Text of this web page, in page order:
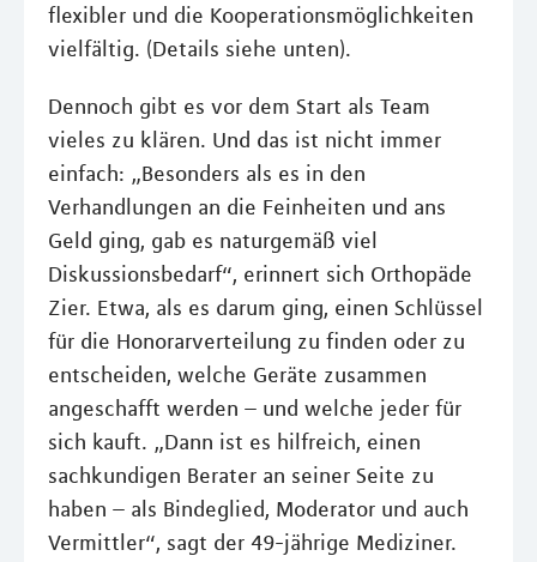
flexibler und die Kooperationsmöglichkeiten
vielfältig. (Details siehe unten).
Dennoch gibt es vor dem Start als Team
vieles zu klären. Und das ist nicht immer
einfach: „Besonders als es in den
Verhandlungen an die Feinheiten und ans
Geld ging, gab es naturgemäß viel
Diskussionsbedarf“, erinnert sich Orthopäde
Zier. Etwa, als es darum ging, einen Schlüssel
für die Honorarverteilung zu finden oder zu
entscheiden, welche Geräte zusammen
angeschafft werden – und welche jeder für
sich kauft. „Dann ist es hilfreich, einen
sachkundigen Berater an seiner Seite zu
haben – als Bindeglied, Moderator und auch
Vermittler“, sagt der 49-jährige Mediziner.